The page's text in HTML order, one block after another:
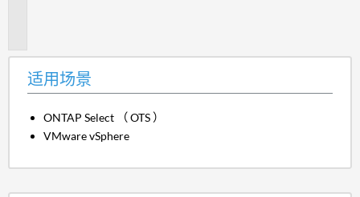
适用场景
ONTAP Select （ OTS ）
VMware vSphere